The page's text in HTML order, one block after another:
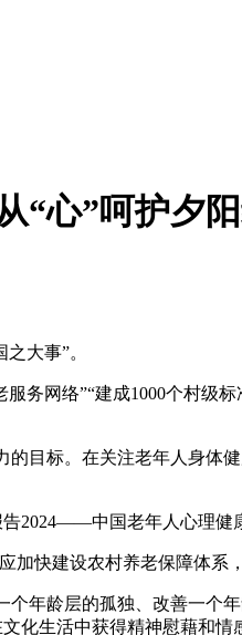
“心”呵护夕
大事”。
务网络”“建成1000个村级
标。在关注老年人身体
中国老年人心理健
快建设农村养老保障体系
龄层的孤独、改善一个
化生活中获得精神慰藉和